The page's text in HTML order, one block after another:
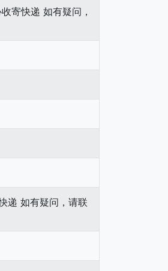
寄快递 如有疑问，
递 如有疑问，请联